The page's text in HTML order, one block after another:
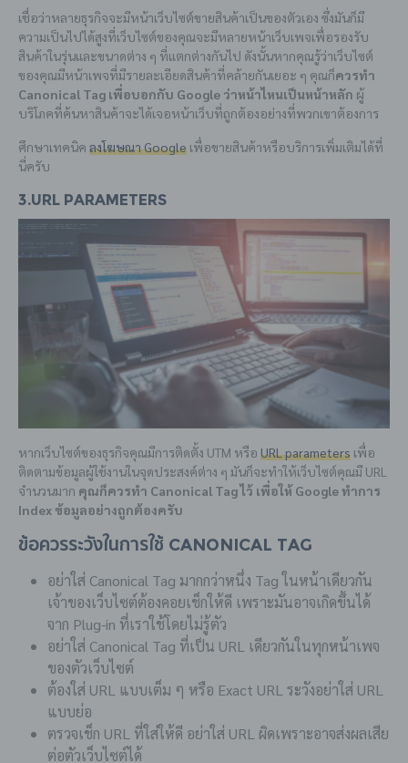
เชื่อว่าหลายธุรกิจจะมีหน้าเว็บไซต์ขายสินค้าเป็นของตัวเอง ซึ่งมันก็มี
ความเป็นไปได้สูงที่เว็บไซต์ของคุณจะมีหลายหน้าเว็บเพจเพื่อรองรับ
สินค้าในรุ่นและขนาดต่าง ๆ ที่แตกต่างกันไป ดังนั้นหากคุณรู้ว่าเว็บไซต์
ของคุณมีหน้าเพจที่มีรายละเอียดสินค้าที่คล้ายกันเยอะ ๆ คุณก็ควรทำ
Canonical Tag เพื่อบอกกับ Google ว่าหน้าไหนเป็นหน้าหลัก ผู้
บริโภคที่ค้นหาสินค้าจะได้เจอหน้าเว็บที่ถูกต้องอย่างที่พวกเขาต้องการ
ศึกษาเทคนิค ลงโฆษณา Google เพื่อขายสินค้าหรือบริการเพิ่มเติมได้ที่
นี่ครับ
3.URL parameters
หากเว็บไซต์ของธุรกิจคุณมีการติดตั้ง UTM หรือ URL parameters เพื่อ
ติดตามข้อมูลผู้ใช้งานในจุดประสงค์ต่าง ๆ มันก็จะทำให้เว็บไซต์คุณมี URL
จำนวนมาก คุณก็ควรทำ Canonical Tag ไว้ เพื่อให้ Google ทำการ
Index ข้อมูลอย่างถูกต้องครับ
ข้อควรระวังในการใช้ Canonical Tag
อย่าใส่ Canonical Tag มากกว่าหนึ่ง Tag ในหน้าเดียวกัน
เจ้าของเว็บไซต์ต้องคอยเช็กให้ดี เพราะมันอาจเกิดขึ้นได้
จาก Plug-in ที่เราใช้โดยไม่รู้ตัว
อย่าใส่ Canonical Tag ที่เป็น URL เดียวกันในทุกหน้าเพจ
ของตัวเว็บไซต์
ต้องใส่ URL แบบเต็ม ๆ หรือ Exact URL ระวังอย่าใส่ URL
แบบย่อ
ตรวจเช็ก URL ที่ใส่ให้ดี อย่าใส่ URL ผิดเพราะอาจส่งผลเสีย
ต่อตัวเว็บไซต์ได้